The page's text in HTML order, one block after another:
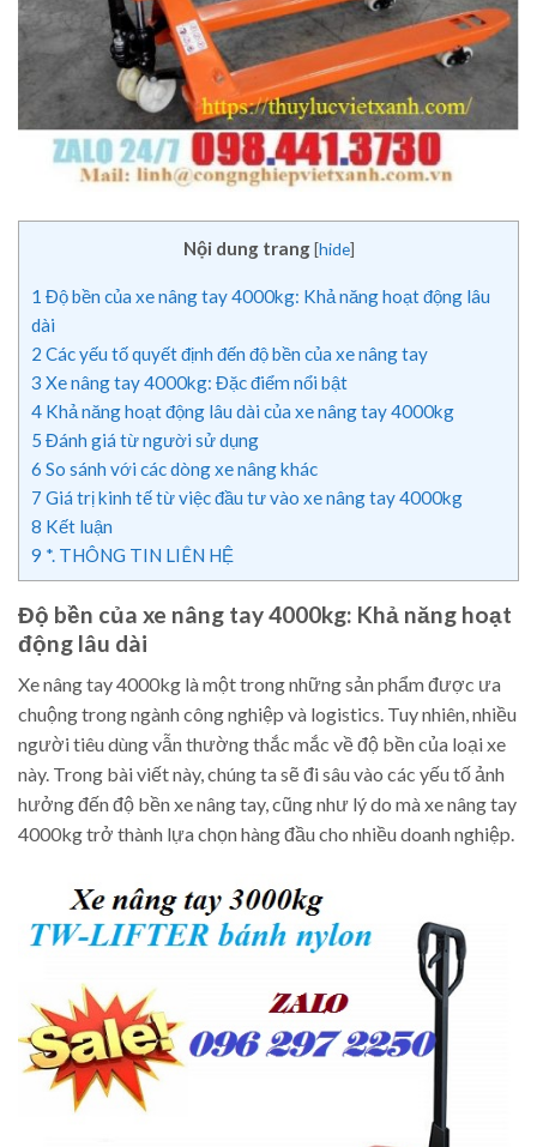
Nội dung trang [hide]
1 Độ bền của xe nâng tay 4000kg: Khả năng hoạt động lâu
dài
2 Các yếu tố quyết định đến độ bền của xe nâng tay
3 Xe nâng tay 4000kg: Đặc điểm nổi bật
4 Khả năng hoạt động lâu dài của xe nâng tay 4000kg
5 Đánh giá từ người sử dụng
6 So sánh với các dòng xe nâng khác
7 Giá trị kinh tế từ việc đầu tư vào xe nâng tay 4000kg
8 Kết luận
9 *. THÔNG TIN LIÊN HỆ
Độ bền của xe nâng tay 4000kg: Khả năng hoạt
động lâu dài
Xe nâng tay 4000kg là một trong những sản phẩm được ưa
chuộng trong ngành công nghiệp và logistics. Tuy nhiên, nhiều
người tiêu dùng vẫn thường thắc mắc về độ bền của loại xe
này. Trong bài viết này, chúng ta sẽ đi sâu vào các yếu tố ảnh
hưởng đến độ bền xe nâng tay, cũng như lý do mà xe nâng tay
4000kg trở thành lựa chọn hàng đầu cho nhiều doanh nghiệp.